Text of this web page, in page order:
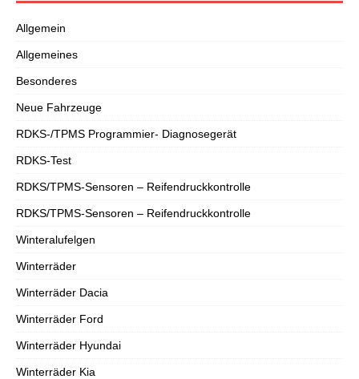
Allgemein
Allgemeines
Besonderes
Neue Fahrzeuge
RDKS-/TPMS Programmier- Diagnosegerät
RDKS-Test
RDKS/TPMS-Sensoren – Reifendruckkontrolle
RDKS/TPMS-Sensoren – Reifendruckkontrolle
Winteralufelgen
Winterräder
Winterräder Dacia
Winterräder Ford
Winterräder Hyundai
Winterräder Kia